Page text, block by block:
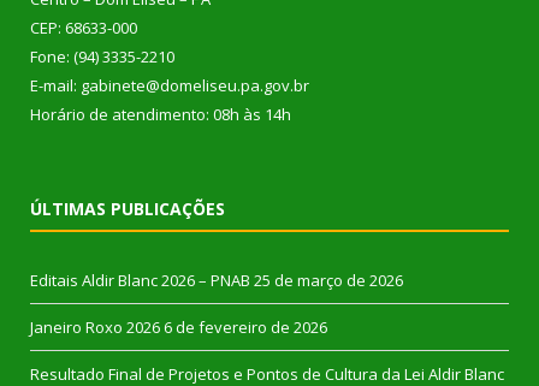
CEP: 68633-000
Fone: (94) 3335-2210
E-mail: gabinete@domeliseu.pa.gov.br
Horário de atendimento: 08h às 14h
ÚLTIMAS PUBLICAÇÕES
Editais Aldir Blanc 2026 – PNAB 25 de março de 2026
Janeiro Roxo 2026 6 de fevereiro de 2026
Resultado Final de Projetos e Pontos de Cultura da Lei Aldir Blanc